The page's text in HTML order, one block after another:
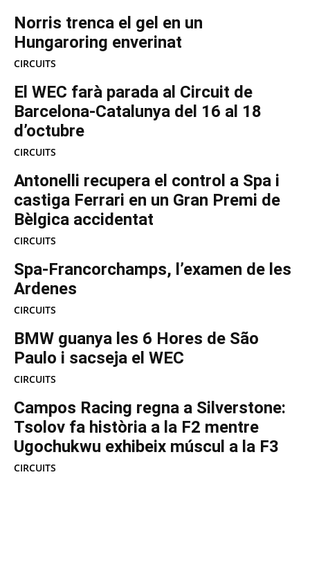
Norris trenca el gel en un
Hungaroring enverinat
CIRCUITS
El WEC farà parada al Circuit de
Barcelona-Catalunya del 16 al 18
d’octubre
CIRCUITS
Antonelli recupera el control a Spa i
castiga Ferrari en un Gran Premi de
Bèlgica accidentat
CIRCUITS
Spa-Francorchamps, l’examen de les
Ardenes
CIRCUITS
BMW guanya les 6 Hores de São
Paulo i sacseja el WEC
CIRCUITS
Campos Racing regna a Silverstone:
Tsolov fa història a la F2 mentre
Ugochukwu exhibeix múscul a la F3
CIRCUITS